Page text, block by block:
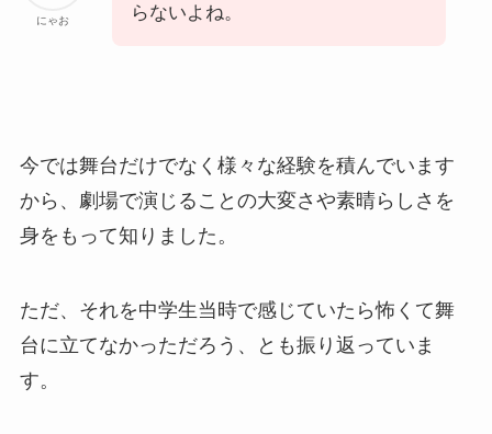
にゃお
らないよね。
今では舞台だけでなく様々な経験を積んでいます
から、劇場で演じることの大変さや素晴らしさを
身をもって知りました。
ただ、それを中学生当時で感じていたら怖くて舞
台に立てなかっただろう、とも振り返っていま
す。